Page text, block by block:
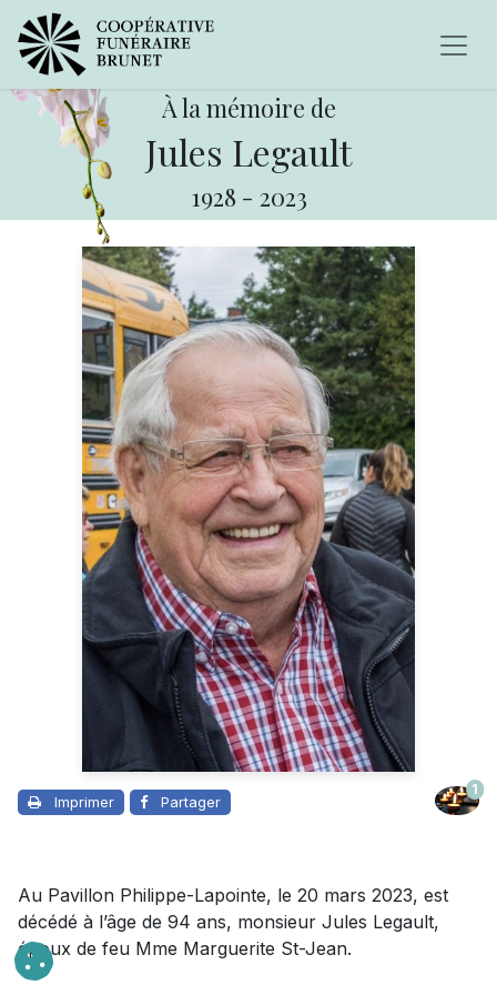
À la mémoire de
Jules Legault
1928 - 2023
Imprimer Partager
1
Au Pavillon Philippe-Lapointe, le 20 mars 2023, est
décédé à l’âge de 94 ans, monsieur Jules Legault,
époux de feu Mme Marguerite St-Jean.